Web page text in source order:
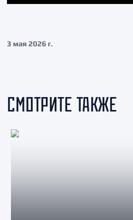
3 мая 2026 г.
СМОТРИТЕ ТАКЖЕ